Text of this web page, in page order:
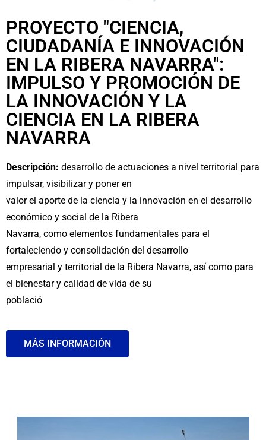
PROYECTO "CIENCIA,
CIUDADANÍA E INNOVACIÓN
EN LA RIBERA NAVARRA":
IMPULSO Y PROMOCIÓN DE
LA INNOVACIÓN Y LA
CIENCIA EN LA RIBERA
NAVARRA
Descripción: desarrollo de actuaciones a nivel territorial para
impulsar, visibilizar y poner en
valor el aporte de la ciencia y la innovación en el desarrollo
económico y social de la Ribera
Navarra, como elementos fundamentales para el
fortaleciendo y consolidación del desarrollo
empresarial y territorial de la Ribera Navarra, así como para
el bienestar y calidad de vida de su
població
MÁS INFORMACIÓN